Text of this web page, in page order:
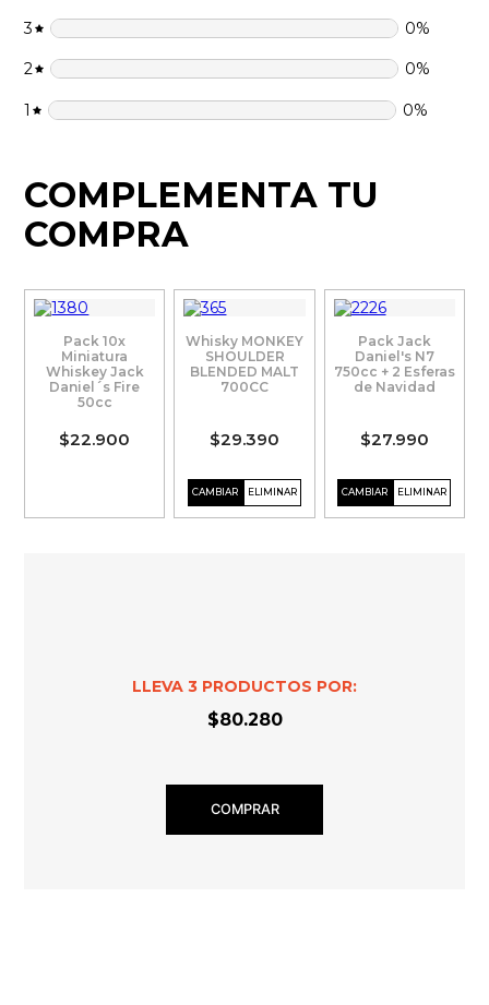
3 0%
2 0%
1 0%
COMPLEMENTA TU
COMPRA
Pack 10x
Miniatura
Whiskey Jack
Daniel´s Fire
50cc
$22.900
Pack Jack
Daniel's N7
750cc + 2 Esferas
de Navidad
$27.990
Whisky MONKEY
SHOULDER
BLENDED MALT
700CC
$29.390
LLEVA 3 PRODUCTOS POR:
$80.280
COMPRAR